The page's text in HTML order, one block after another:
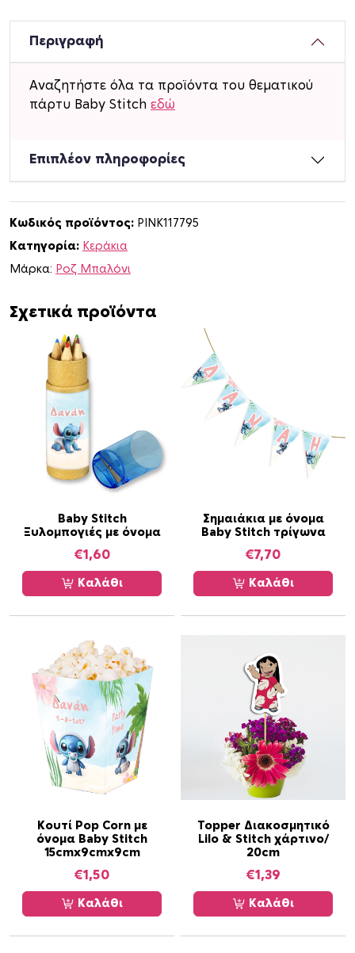
ί
ο
b
y
S
i
Περιγραφή
Αναζητήστε όλα τα προϊόντα του θεματικού
πάρτυ Baby Stitch εδώ
Επιπλέον πληροφορίες
Κωδικός προϊόντος: PINK117795
Κατηγορία: Κεράκια
Μάρκα: Ροζ Μπαλόνι
Σχετικά προϊόντα
Baby Stitch
Ξυλομπογιές με όνομα
€1,60
Καλάθι
Σημαιάκια με όνομα
Baby Stitch τρίγωνα
€7,70
Καλάθι
Κουτί Pop Corn με
όνομα Baby Stitch
15cmx9cmx9cm
€1,50
Καλάθι
Topper Διακοσμητικό
Lilo & Stitch χάρτινο/
20cm
€1,39
Καλάθι